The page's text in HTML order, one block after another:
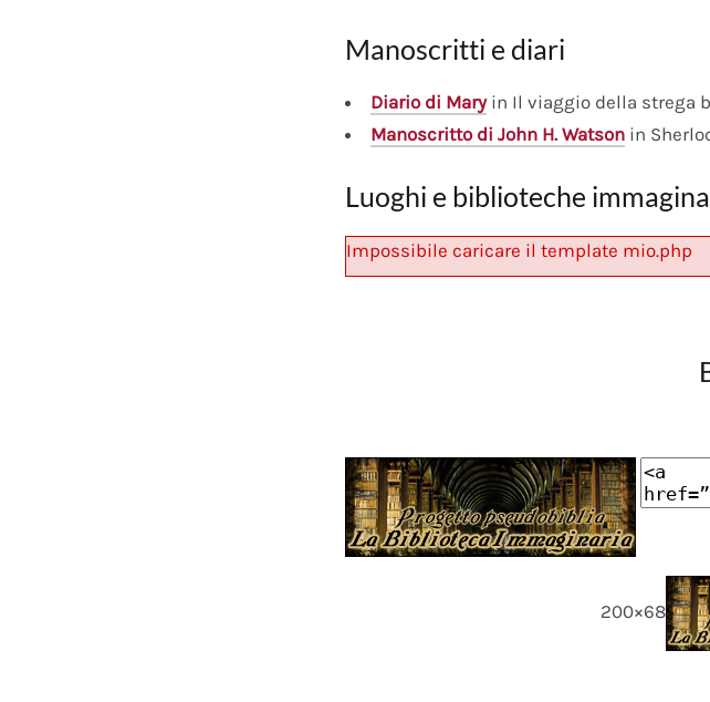
Manoscritti e diari
Diario di Maryin Il viaggio della strega
Manoscritto di John H. Watson in
Luoghi e biblioteche
Impossibile caricare il template mio.php
200×68